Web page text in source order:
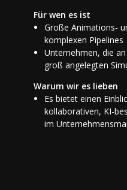
Für wen es ist
Große Animations-
komplexen Pipelines
Unternehmen, die
groß angelegten
Warum wir es lieben
Es bietet einen
kollaborativen, KI-
im